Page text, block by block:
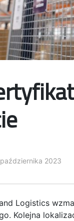
2023
Logistics
Kolejna